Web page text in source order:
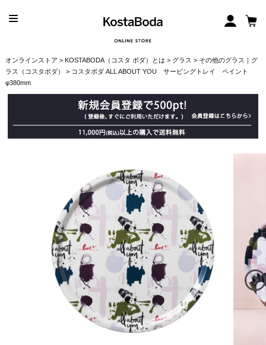
オンラインストア > KOSTABODA（コスタ ボダ）とは > グラス > その他のグラス｜グ
ラス（コスタボダ）
> コスタボダ ALL ABOUT YOU サービングトレイ ペイント
φ380mm